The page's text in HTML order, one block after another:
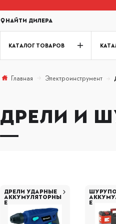
Найти дилера
КАТАЛОГ ТОВАРОВ
Главная Электроинструмент
ДРЕЛИ И
ДРЕЛИ УДАРНЫЕ
АККУМУЛЯТОРНЫ
Е Е